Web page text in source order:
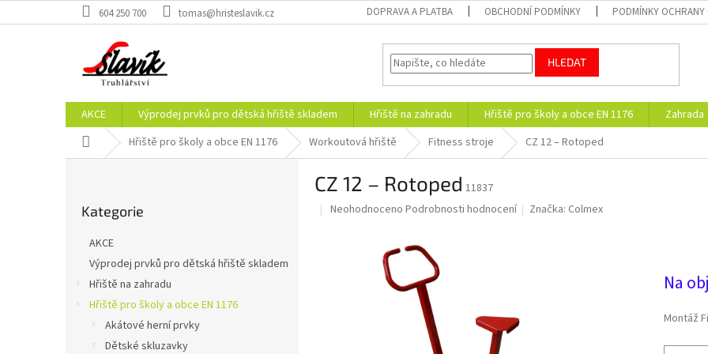
na
604 250 700 tomas@hristeslavik.cz DOPRAVA A PLATBA OBCHODNÍ PODMÍNKY PODMÍNKY OCHRANY
HLEDAT
AKCE Výprodej prvků pro dětská hřiště skladem Hřiště na zahradu Hřiště pro školy a obce EN 1176 Zahrada
Domů Hřiště pro školy a obce EN 1176 Workoutová hřiště Fitness stroje CZ 12 – Rotoped
kategorie
Kategorie
AKCE
Výprodej prvků pro dětská hřiště skladem
Hřiště na zahradu
Hřiště pro školy a obce EN 1176
Akátové herní prvky
Dětské skluzavky
CZ 12 – Rotoped 11837
Průměrné
Neohodnoceno Podrobnosti hodnocení Značka: Colmex
Na
Montáž